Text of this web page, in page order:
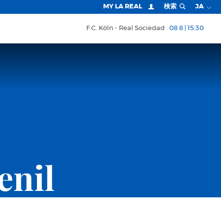
MY LA REAL 検索 JA
F.C. Köln Real Sociedad 08 8 | 15:30